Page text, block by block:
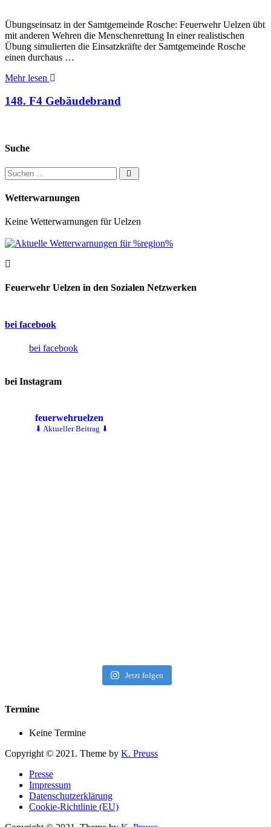
Übungseinsatz in der Samtgemeinde Rosche: Feuerwehr Uelzen übt
mit anderen Wehren die Menschenrettung In einer realistischen
Übung simulierten die Einsatzkräfte der Samtgemeinde Rosche
einen durchaus …
Mehr lesen
148. F4 Gebäudebrand
Suche
Suchen nach:
Wetterwarnungen
Keine Wetterwarnungen für Uelzen
Feuerwehr Uelzen in den Sozialen Netzwerken
bei facebook
bei facebook
bei Instagram
feuerwehruelzen
⬇ Aktueller Beitrag ⬇
Jetzt folgen
Termine
Keine Termine
Copyright © 2021. Theme by K. Preuss
Presse
Impressum
Datenschutzerklärung
Cookie-Richtlinie (EU)